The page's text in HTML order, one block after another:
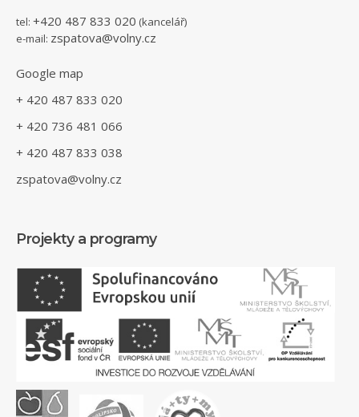
tel: +420 487 833 020 (kancelář)
e-mail: zspatova@volny.cz
Google map
+ 420 487 833 020
+ 420 736 481 066
+ 420 487 833 038
zspatova@volny.cz
Projekty a programy